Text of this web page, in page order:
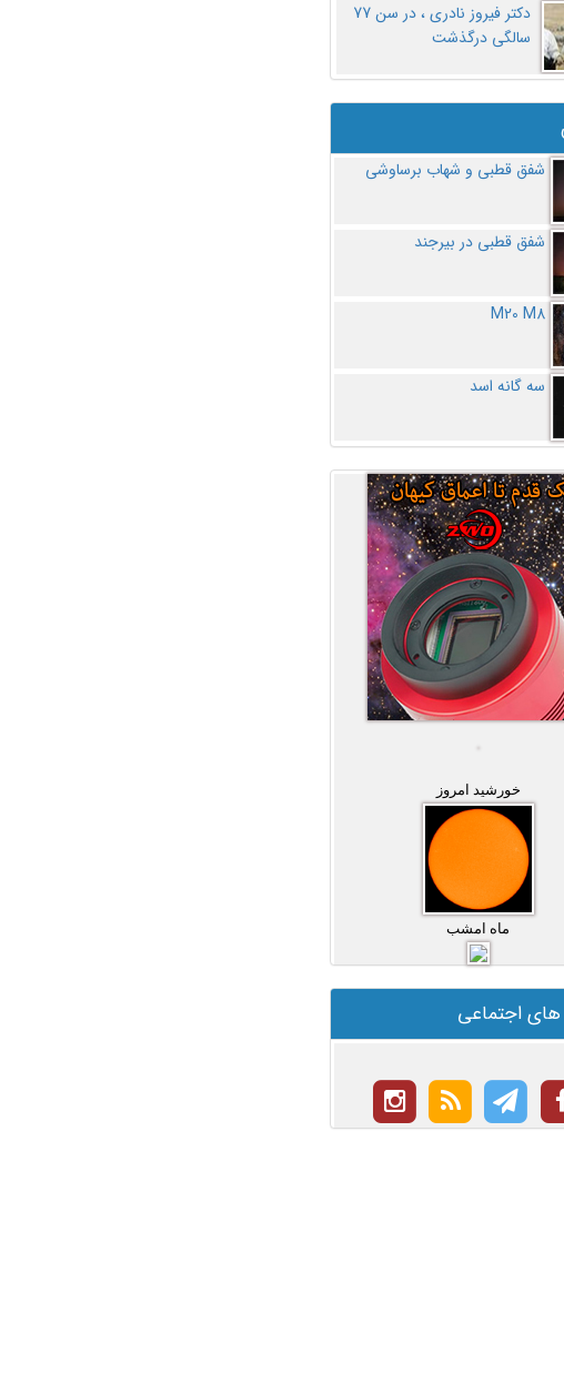
دکتر فیروز نادری ، در سن 77
سالگی درگذشت
شفق قطبی و شهاب برساوشی
شفق قطبی در بیرجند
M20 M8
سه گانه اسد
خورشید امروز
ماه امشب
اجتماعی